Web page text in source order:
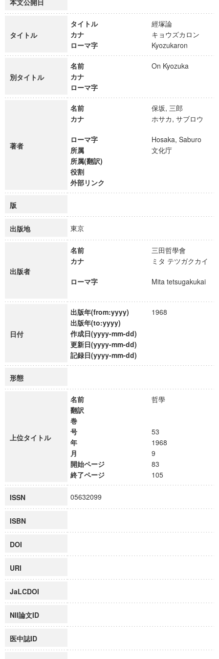
本文公開日
タイトル
タイトル
經塚論
カナ
キョウズカロン
ローマ字
Kyozukaron
別タイトル
名前
On Kyozuka
カナ
ローマ字
著者
名前
保坂, 三郎
カナ
ホサカ, サブロウ
ローマ字
Hosaka, Saburo
所属
文化庁
所属(翻訳)
役割
外部リンク
版
出版地 東京
出版者
名前
三田哲學會
カナ
ミタ テツガクカイ
ローマ字 Mita tetsugakukai
日付
出版年(from:yyyy)
1968
出版年(to:yyyy)
作成日(yyyy-mm-dd)
更新日(yyyy-mm-dd)
記録日(yyyy-mm-dd)
形態
上位タイトル
名前
哲學
翻訳
巻
号
53
年
1968
月
9
開始ページ
83
終了ページ
105
ISSN 05632099
ISBN
DOI
URI
JaLCDOI
NII論文ID
医中誌ID